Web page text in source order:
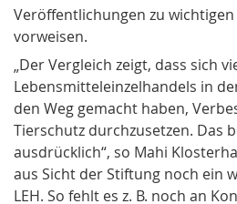
Veröffentlichungen zu
vorweisen.
„Der Vergleich zeigt, dass sich
Lebensmitteleinzelhandels in
den Weg gemacht haben,
Tierschutz durchzusetzen. Das
ausdrücklich“, so Mahi
aus Sicht der Stiftung noch ein
LEH. So fehlt es z. B. noch an